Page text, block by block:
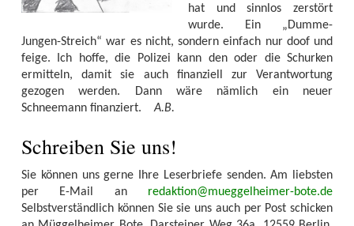
hat und sinnlos zerstört
wurde. Ein „Dumme-
Jungen-Streich“ war es nicht, sondern einfach nur doof und
feige. Ich hoffe, die Polizei kann den oder die Schurken
ermitteln, damit sie auch finanziell zur Verantwortung
gezogen werden. Dann wäre nämlich ein neuer
Schneemann finanziert.
A.B.
Schreiben Sie uns!
Sie können uns gerne Ihre Leserbriefe senden. Am liebsten
per E-Mail an redaktion@mueggelheimer-bote.de
Selbstverständlich können Sie sie uns auch per Post schicken